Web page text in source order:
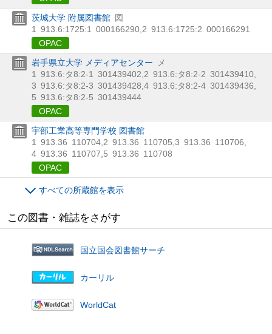
茨城大学 附属図書館 図
1
913.6:1725:1 000166290 2 913.6:1725:2 000166291
OPAC
岩手県立大学 メディアセンター
メ
1
913.6:タ8:2-1 301439402 2 913.6:タ8:2-2 301439410
3 913.6:タ8:2-3 301439428 4 913.6:タ8:2-4 301439436
5 913.6:タ8:2-5 301439444
OPAC
宇部工業高等専門学校 図書館
1
913.36 110704 2 913.36 110705 3 913.36 110706
4 913.36 110707 5 913.36 110708
OPAC
すべての所蔵館を表示
この図書・雑誌をさがす
国立国会図書館サーチ
カーリル
WorldCat